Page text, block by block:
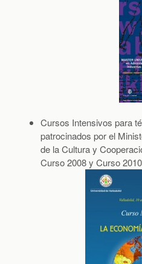
Working Papers
Research Projects
Cursos Intensivos para
patrocinados por el
de la Cultura y
Curso 2008 y Curso 2010